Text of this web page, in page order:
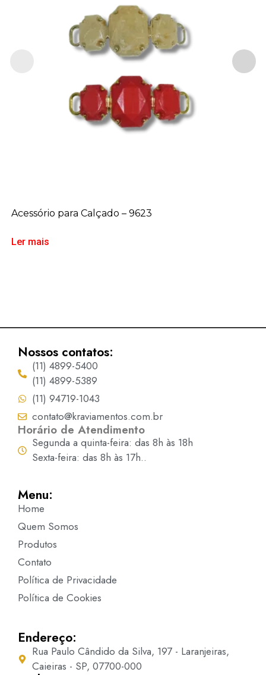
Acessório para Calçado – 9623
Ler mais
Nossos contatos:
(11) 4899-5400
(11) 4899-5389
(11) 94719-1043
contato@kraviamentos.com.br
Horário de Atendimento
Segunda a quinta-feira: das 8h às 18h
Sexta-feira: das 8h às 17h..
Menu:
Home
Quem Somos
Produtos
Contato
Política de Privacidade
Política de Cookies
Endereço:
Rua Paulo Cândido da Silva, 197 - Laranjeiras,
Caieiras - SP, 07700-000